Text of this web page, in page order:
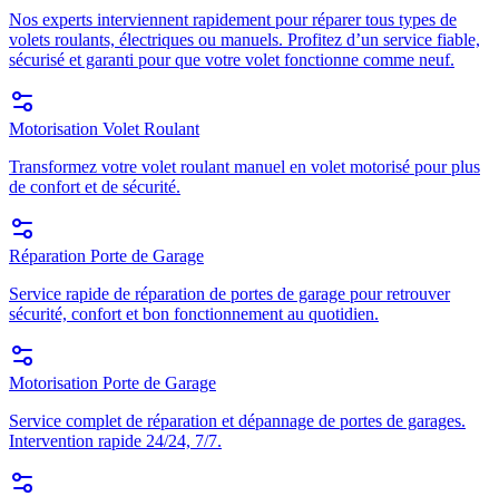
Nos experts interviennent rapidement pour réparer tous types de
volets roulants, électriques ou manuels. Profitez d’un service fiable,
sécurisé et garanti pour que votre volet fonctionne comme neuf.
Motorisation Volet Roulant
Transformez votre volet roulant manuel en volet motorisé pour plus
de confort et de sécurité.
Réparation Porte de Garage
Service rapide de réparation de portes de garage pour retrouver
sécurité, confort et bon fonctionnement au quotidien.
Motorisation Porte de Garage
Service complet de réparation et dépannage de portes de garages.
Intervention rapide 24/24, 7/7.